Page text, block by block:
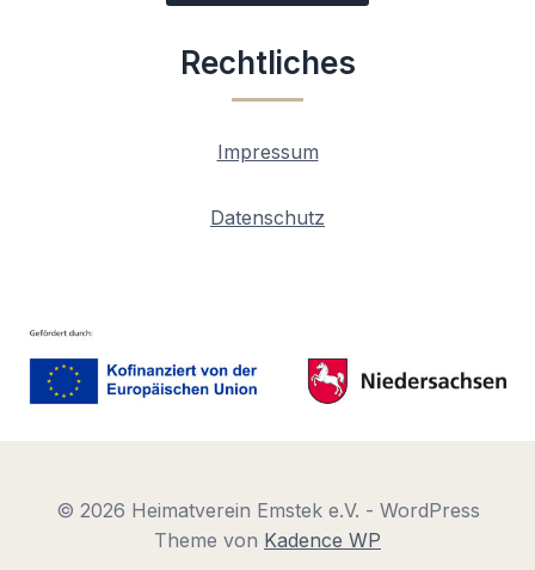
Rechtliches
Impressum
Datenschutz
© 2026 Heimatverein Emstek e.V. - WordPress
Theme von Kadence WP